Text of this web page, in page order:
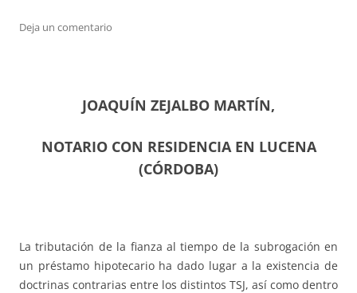
Deja un comentario
JOAQUÍN ZEJALBO MARTÍN,
NOTARIO CON RESIDENCIA EN LUCENA
(CÓRDOBA)
La tributación de la fianza al tiempo de la subrogación en
un préstamo hipotecario ha dado lugar a la existencia de
doctrinas contrarias entre los distintos TSJ, así como dentro